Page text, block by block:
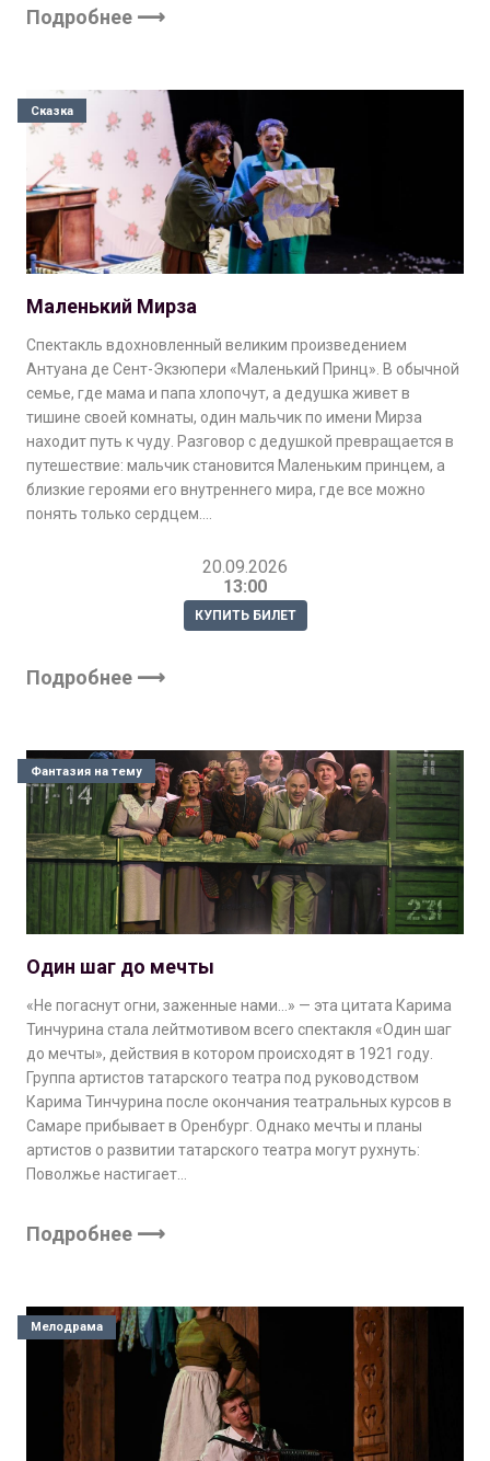
Подробнее ⟶
Маленький Мирза
Спектакль вдохновленный великим произведением
Антуана де Сент-Экзюпери «Маленький Принц». В обычной
семье, где мама и папа хлопочут, а дедушка живет в
тишине своей комнаты, один мальчик по имени Мирза
находит путь к чуду. Разговор с дедушкой превращается в
путешествие: мальчик становится Маленьким принцем, а
близкие героями его внутреннего мира, где все можно
понять только сердцем….
20.09.2026
13:00
КУПИТЬ БИЛЕТ
Подробнее ⟶
Сказка
Один шаг до мечты
«Не погаснут огни, заженные нами…» — эта цитата Карима
Тинчурина стала лейтмотивом всего спектакля «Один шаг
до мечты», действия в котором происходят в 1921 году.
Группа артистов татарского театра под руководством
Карима Тинчурина после окончания театральных курсов в
Самаре прибывает в Оренбург. Однако мечты и планы
артистов о развитии татарского театра могут рухнуть:
Поволжье настигает…
Подробнее ⟶
Фантазия на тему
Мелодрама